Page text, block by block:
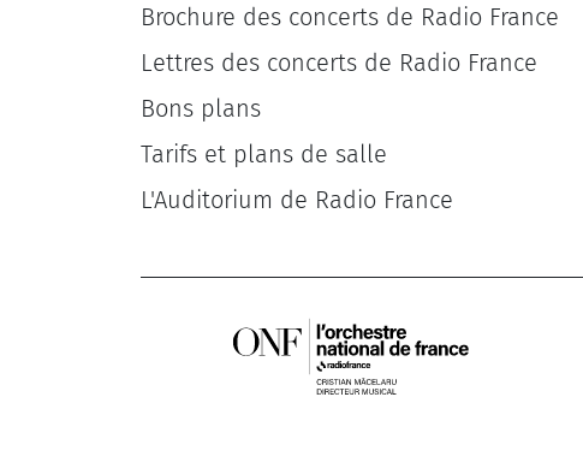
Brochure des concerts de Radio France
Lettres des concerts de Radio France
Bons plans
Tarifs et plans de salle
L'Auditorium de Radio France